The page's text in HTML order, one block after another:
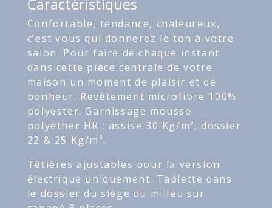
Caractéristiques
Confortable, tendance, chaleureux,
c’est vous qui donnerez le ton à votre
salon. Pour faire de chaque instant
dans cette pièce centrale de votre
maison un moment de plaisir et de
bonheur. Revêtement microfibre 100%
polyester. Garnissage mousse
polyéther HR : assise 30 Kg/m³, dossier
22 & 25 Kg/m³.
Têtières ajustables pour la version
électrique uniquement. Tablette dans
le dossier du siège du milieu sur